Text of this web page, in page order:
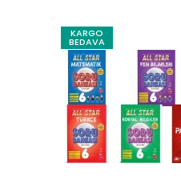
KARGO
BEDAVA